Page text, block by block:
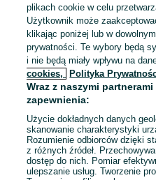
03
03
plikach cookie w celu
Użytkownik może
klikając poniżej lub w
prywatności. Te wybory będą
i nie będą miały wpływu na
cookies,
Polityka
Wraz z naszymi
zapewnienia:
Użycie dokładnych danych
skanowanie charakterystyki
Rozumienie odbiorców dzięki
z różnych źródeł.
dostęp do nich. Pomiar
ulepszanie usług. Tworzenie